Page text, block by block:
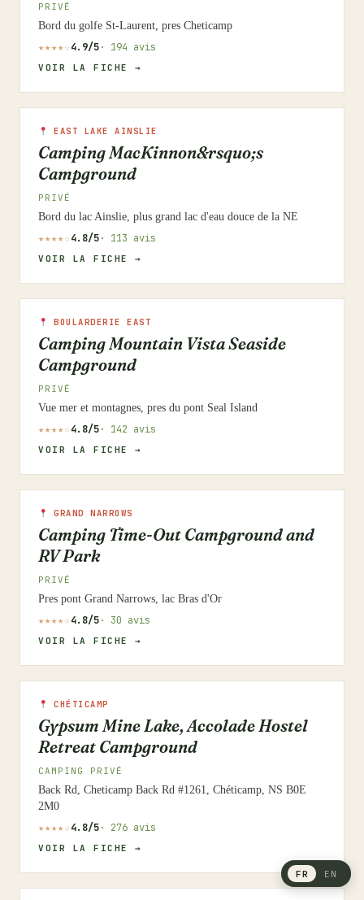
PRIVÉ
Bord du golfe St-Laurent, pres Cheticamp
★★★★☆4.9/5· 194 avis
VOIR LA FICHE →
EAST LAKE AINSLIE
Camping MacKinnon&rsquo;s
Campground
PRIVÉ
Bord du lac Ainslie, plus grand lac d'eau douce de la NE
★★★★☆4.8/5· 113 avis
VOIR LA FICHE →
BOULARDERIE EAST
Camping Mountain Vista Seaside
Campground
PRIVÉ
Vue mer et montagnes, pres du pont Seal Island
★★★★☆4.8/5· 142 avis
VOIR LA FICHE →
GRAND NARROWS
Camping Time-Out Campground and
RV Park
PRIVÉ
Pres pont Grand Narrows, lac Bras d'Or
★★★★☆4.8/5· 30 avis
VOIR LA FICHE →
CHÉTICAMP
Gypsum Mine Lake, Accolade Hostel
Retreat Campground
CAMPING PRIVÉ
Back Rd, Cheticamp Back Rd #1261, Chéticamp, NS B0E
2M0
★★★★☆4.8/5· 276 avis
VOIR LA FICHE →
FR EN